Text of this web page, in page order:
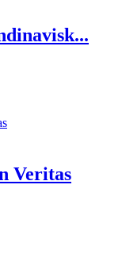
Veritas